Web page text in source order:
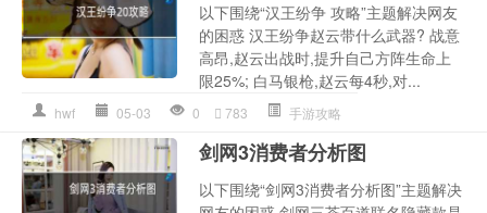
以下围绕“汉王纷争 攻略”主题解决网友
的困惑 汉王纷争赵云带什么武器? 战意
高昂,赵云出战时,提升自己方阵生命上
限25%; 白马银枪,赵云每4秒,对...
hwf 05-03 0 783 手游攻略
剑网3消费者分析图
以下围绕“剑网3消费者分析图”主题解决